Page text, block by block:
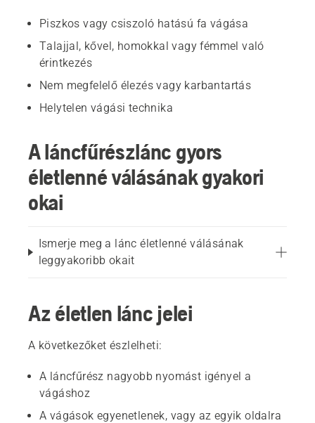
Piszkos vagy csiszoló hatású fa vágása
Talajjal, kővel, homokkal vagy fémmel való
érintkezés
Nem megfelelő élezés vagy karbantartás
Helytelen vágási technika
A láncfűrészlánc gyors
életlenné válásának gyakori
okai
Ismerje meg a lánc életlenné válásának
leggyakoribb okait
Az életlen lánc jelei
A következőket észlelheti:
A láncfűrész nagyobb nyomást igényel a
vágáshoz
A vágások egyenetlenek, vagy az egyik oldalra